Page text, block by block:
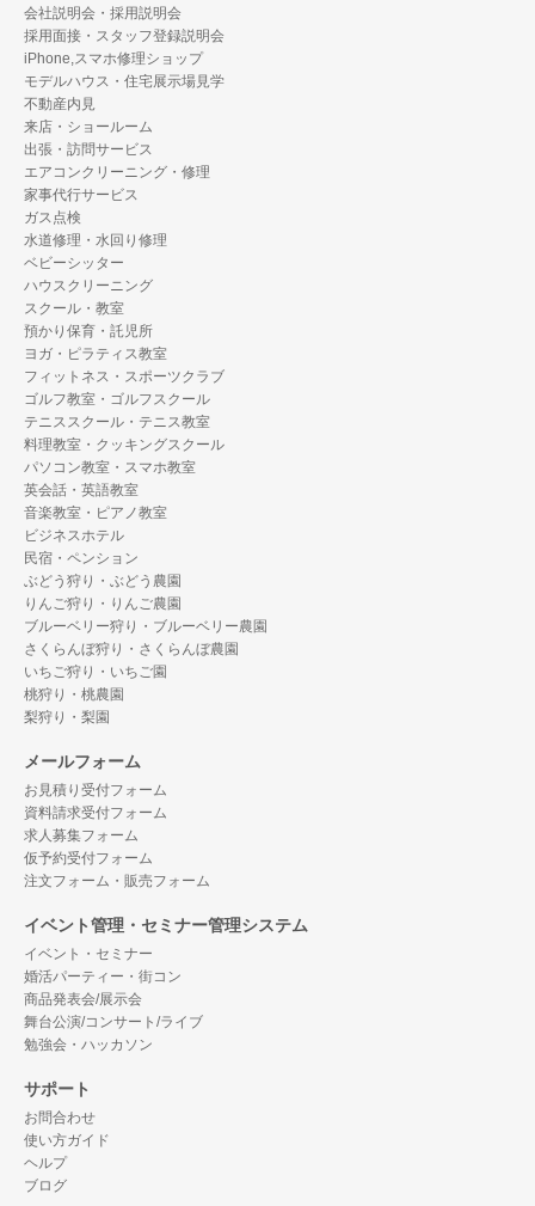
会社説明会・採用説明会
採用面接・スタッフ登録説明会
iPhone,スマホ修理ショップ
モデルハウス・住宅展示場見学
不動産内見
来店・ショールーム
出張・訪問サービス
エアコンクリーニング・修理
家事代行サービス
ガス点検
水道修理・水回り修理
ベビーシッター
ハウスクリーニング
スクール・教室
預かり保育・託児所
ヨガ・ピラティス教室
フィットネス・スポーツクラブ
ゴルフ教室・ゴルフスクール
テニススクール・テニス教室
料理教室・クッキングスクール
パソコン教室・スマホ教室
英会話・英語教室
音楽教室・ピアノ教室
ビジネスホテル
民宿・ペンション
ぶどう狩り・ぶどう農園
りんご狩り・りんご農園
ブルーベリー狩り・ブルーベリー農園
さくらんぼ狩り・さくらんぼ農園
いちご狩り・いちご園
桃狩り・桃農園
梨狩り・梨園
メールフォーム
お見積り受付フォーム
資料請求受付フォーム
求人募集フォーム
仮予約受付フォーム
注文フォーム・販売フォーム
イベント管理・セミナー管理システム
イベント・セミナー
婚活パーティー・街コン
商品発表会/展示会
舞台公演/コンサート/ライブ
勉強会・ハッカソン
サポート
お問合わせ
使い方ガイド
ヘルプ
ブログ